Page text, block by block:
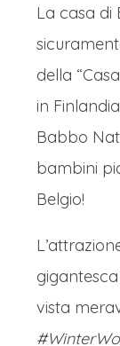
La casa
della
in
Babbo
bambini
Belgio!
vista